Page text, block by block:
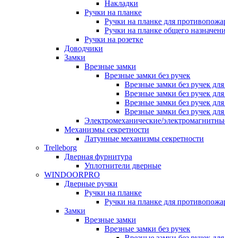
Накладки
Ручки на планке
Ручки на планке для
Ручки на планке общего
Ручки на розетке
Доводчики
Замки
Врезные замки
Врезные замки без ручек
Врезные замки без ручек
Врезные замки без ручек
Врезные замки без ручек
Врезные замки без ручек
Электромеханические/
Механизмы секретности
Латунные механизмы секретности
Trelleborg
Дверная фурнитура
Уплотнители дверные
WINDOORPRO
Дверные ручки
Ручки на планке
Ручки на планке для
Замки
Врезные замки
Врезные замки без ручек